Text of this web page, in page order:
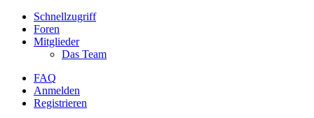
Schnellzugriff
Foren
Mitglieder
Das Team
FAQ
Anmelden
Registrieren